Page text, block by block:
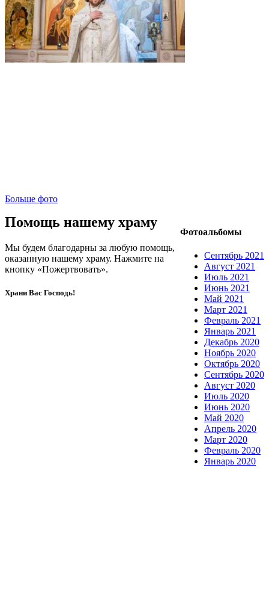
Больше фото
Фотоальбомы
Сентябрь 2021
Август 2021
Июль 2021
Июнь 2021
Май 2021
Март 2021
Февраль 2021
Январь 2021
Декабрь 2020
Ноябрь 2020
Октябрь 2020
Сентябрь 2020
Август 2020
Июль 2020
Июнь 2020
Май 2020
Апрель 2020
Март 2020
Февраль 2020
Январь 2020
Помощь нашему храму
Мы будем благодарны за любую помощь,
оказанную нашему храму. Нажмите на
кнопку «Пожертвовать».
Храни Вас Господь!